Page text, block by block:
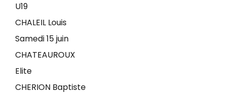
U19
CHALEIL Louis
Samedi 15 juin
CHATEAUROUX
Elite
CHERION Baptiste